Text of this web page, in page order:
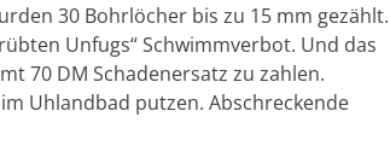
30 Bohrlöcher bis zu 15 mm gezählt.
Unfugs“ Schwimmverbot. Und das
70 DM Schadenersatz zu zahlen.
Uhlandbad putzen. Abschreckende